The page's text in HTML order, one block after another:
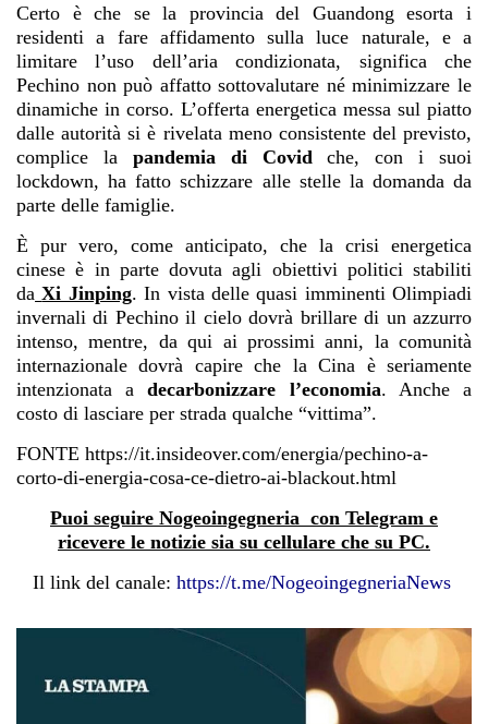
Certo è che se la provincia del Guandong esorta i
residenti a fare affidamento sulla luce naturale, e a
limitare l’uso dell’aria condizionata, significa che
Pechino non può affatto sottovalutare né minimizzare le
dinamiche in corso. L’offerta energetica messa sul piatto
dalle autorità si è rivelata meno consistente del previsto,
complice la pandemia di Covid che, con i suoi
lockdown, ha fatto schizzare alle stelle la domanda da
parte delle famiglie.
È pur vero, come anticipato, che la crisi energetica
cinese è in parte dovuta agli obiettivi politici stabiliti
da Xi Jinping. In vista delle quasi imminenti Olimpiadi
invernali di Pechino il cielo dovrà brillare di un azzurro
intenso, mentre, da qui ai prossimi anni, la comunità
internazionale dovrà capire che la Cina è seriamente
intenzionata adecarbonizzare l’economia. Anche a
costo di lasciare per strada qualche “vittima”.
FONTE https://it.insideover.com/energia/pechino-a-
corto-di-energia-cosa-ce-dietro-ai-blackout.html
Puoi seguire Nogeoingegneria con Telegram e
ricevere le notizie sia su cellulare che su PC.
Il link del canale: https://t.me/NogeoingegneriaNews